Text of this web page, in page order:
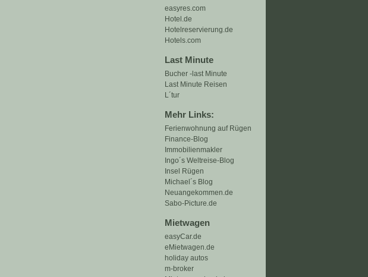
easyres.com
Hotel.de
Hotelreservierung.de
Hotels.com
Last Minute
Bucher -last Minute
Last Minute Reisen
L´tur
Mehr Links:
Ferienwohnung auf Rügen
Finance-Blog
Immobilienmakler
Ingo´s Weltreise-Blog
Insel Rügen
Michael´s Blog
Neuangekommen.de
Sabo-Picture.de
Mietwagen
easyCar.de
eMietwagen.de
holiday autos
m-broker